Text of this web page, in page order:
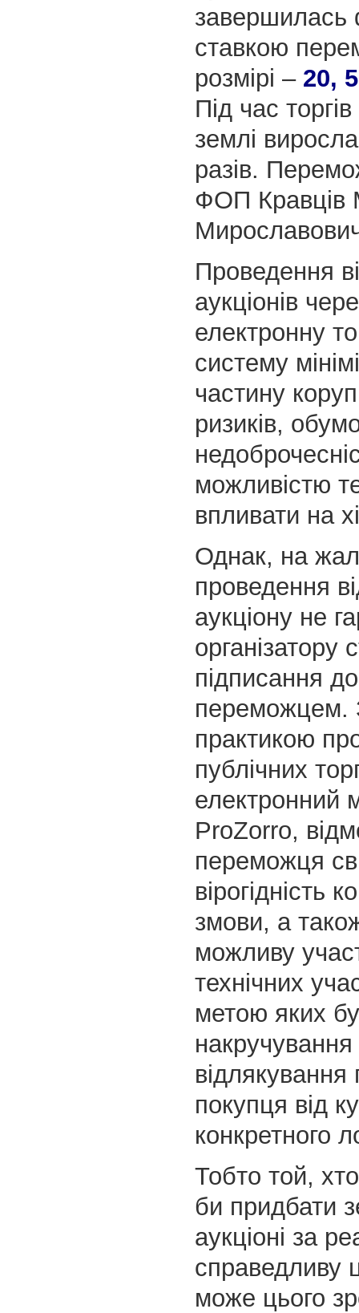
завершилась
ставкою
розмірі – 20,
Під час торгів
землі
разів.
ФОП Кравців
Проведення
аукціонів
електронну
систему
частину
ризиків,
можливістю
впливати на
Однак, на
проведення
аукціону не
організатору
підписання
переможцем.
практикою
публічних
електронний
ProZorro,
переможця
вірогідність
змови, а
можливу
технічних
метою яких
відлякування
покупця від
конкретного
Тобто той,
би придбати
аукціоні за
справедливу
може цього